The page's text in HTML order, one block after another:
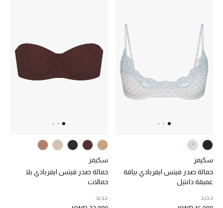
ما وصلنا حديثاً
الموسم الجديد
ركن أناقة المنتجعات
تشكيلة المناسبات للنساء
الحب للمحلي
الملابس الرياضية النسائية
سكيمز
حمالة صدر فيتس ايفربادي بياقة
عميقة دانتيل
جديد
سكيمز
حمالة صدر فيتس ايفربادي بلا
حمالات
جديد